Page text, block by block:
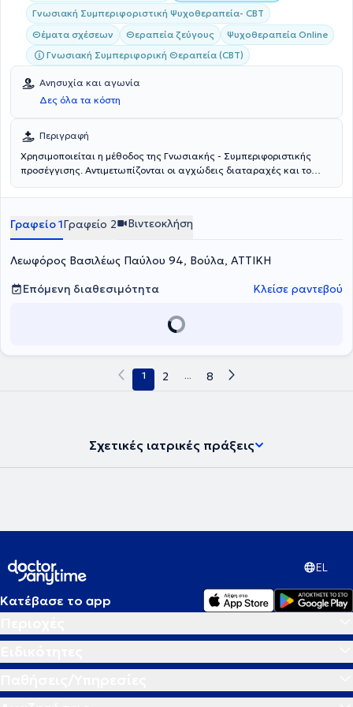
Γνωσιακή Συμπεριφοριστική Ψυχοθεραπεία- CBT
Θέματα σχέσεων
Θεραπεία ζεύγους
Ψυχοθεραπεία Online
Γνωσιακή Συμπεριφορική Θεραπεία (CBT)
Ανησυχία και αγωνία
Δες όλα τα κόστη
Περιγραφή
Χρησιμοποιείται η μέθοδος της Γνωσιακής - Συμπεριφοριστικής
προσέγγισης. Αντιμετωπίζονται οι αγχώδεις διαταραχές και το
Γραφείο 1Γραφείο 2 Βιντεοκλήση
Λεωφόρος Βασιλέως Παύλου 94, Βούλα, ΑΤΤΙΚΗ
Επόμενη διαθεσιμότητα
Κλείσε ραντεβού
1 2 ... 8
Σχετικές ιατρικές πράξεις
EL
Κατέβασε το app